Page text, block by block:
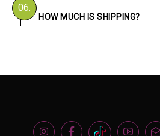
06.
HOW MUCH IS SHIPPING?